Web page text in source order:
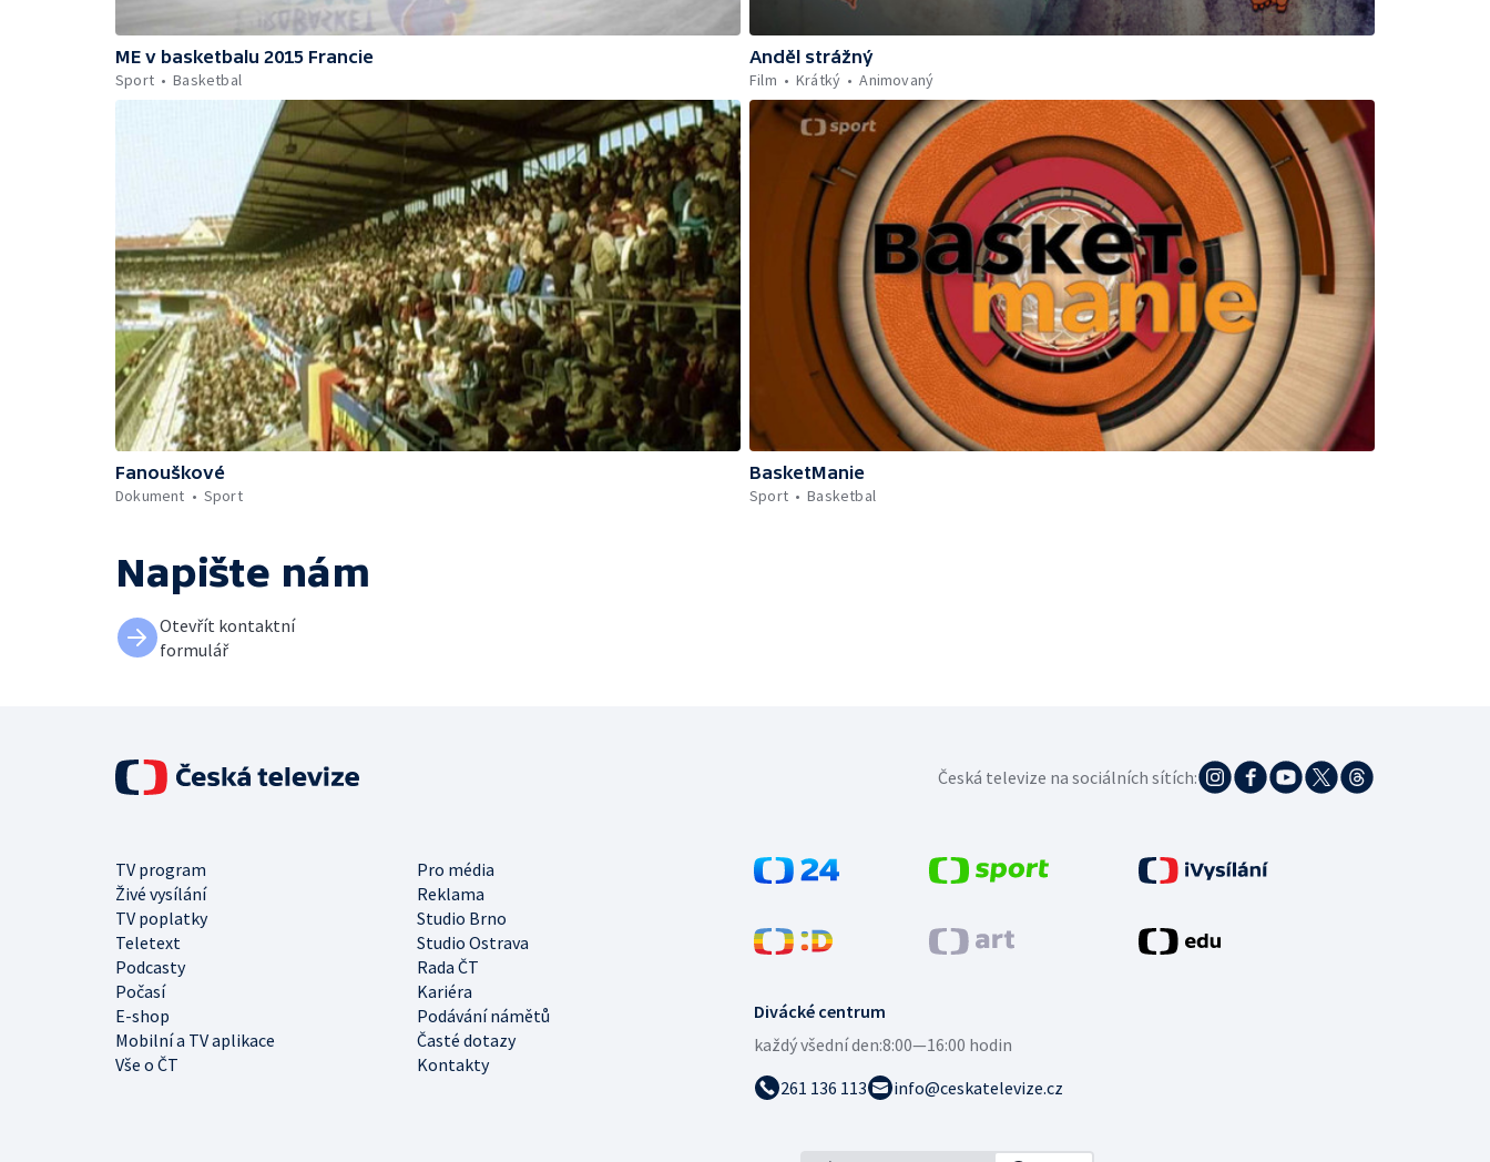
ME v basketbalu 2015 Francie
Sport
Basketbal
Anděl strážný
Film
Krátký Animovaný
Fanouškové
Dokument
Sport
BasketManie
Sport
Basketbal
Napište nám
Otevřít kontaktní
formulář
Divácké centrum
každý všední den:8:00—16:00 hodin
261 136 113
info@ceskatelevize.cz
TV program
Pro média
Živé vysílání
Reklama
TV poplatky
Studio Brno
Teletext
Studio Ostrava
Podcasty
Rada ČT
Počasí
Kariéra
E-shop
Podávání námětů
Mobilní a TV aplikace
Časté dotazy
Vše o ČT
Kontakty
Česká televize na sociálních sítích: